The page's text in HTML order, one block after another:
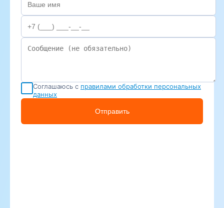
Соглашаюсь с правилами обработки персональных
данных
Отправить